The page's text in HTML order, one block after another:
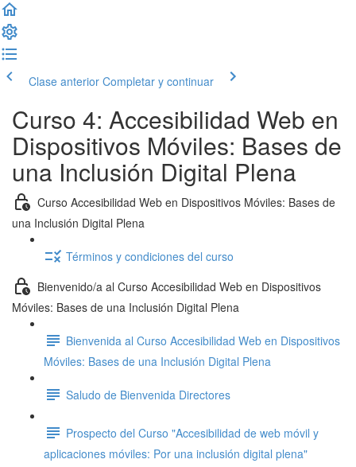
Clase anterior Completar y continuar
Curso 4: Accesibilidad Web en
Dispositivos Móviles: Bases de
una Inclusión Digital Plena
Curso Accesibilidad Web en Dispositivos Móviles: Bases de
una Inclusión Digital Plena
Términos y condiciones del curso
Bienvenido/a al Curso Accesibilidad Web en Dispositivos
Móviles: Bases de una Inclusión Digital Plena
Bienvenida al Curso Accesibilidad Web en Dispositivos
Móviles: Bases de una Inclusión Digital Plena
Saludo de Bienvenida Directores
Prospecto del Curso "Accesibilidad de web móvil y
aplicaciones móviles: Por una inclusión digital plena"